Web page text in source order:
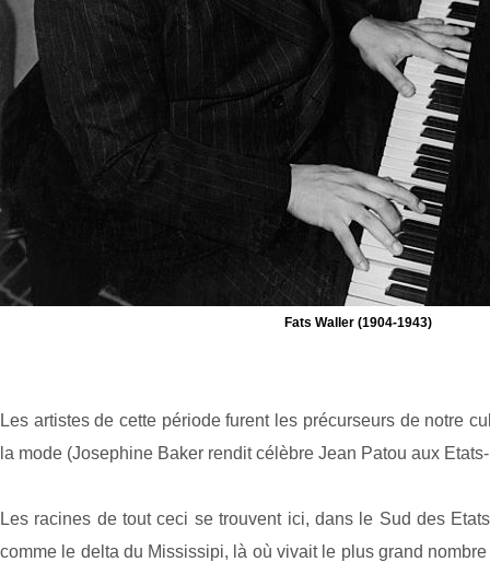
Fats Waller (1904-1943)
Les artistes de cette période furent les précurseurs de notre
la mode (Josephine Baker rendit célèbre Jean Patou aux
Les racines de tout ceci se trouvent ici, dans le Sud des
comme le delta du Mississipi, là où vivait le plus grand